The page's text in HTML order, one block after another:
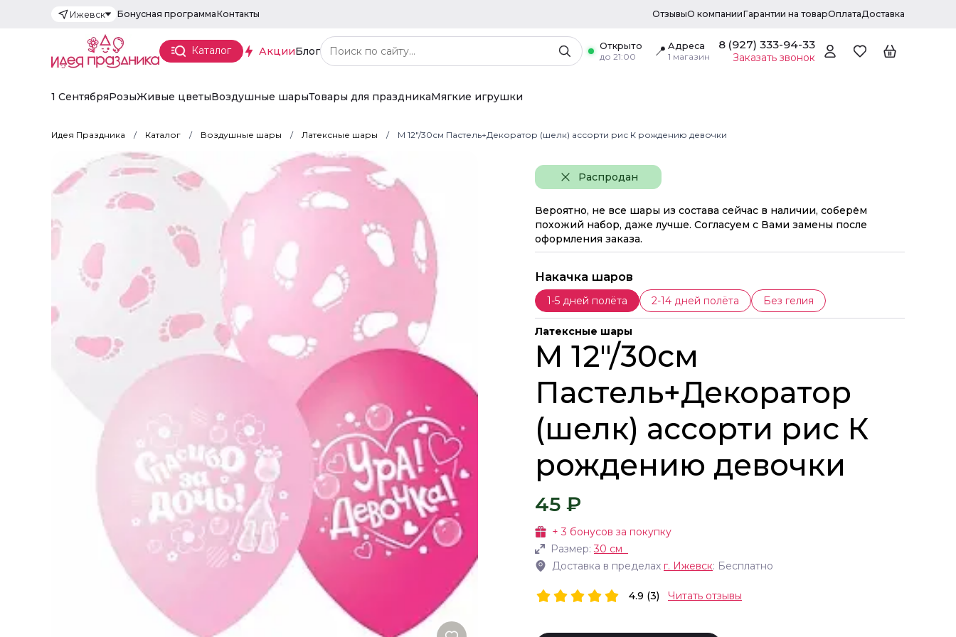
Ижевск Бонусная программаКонтакты ОтзывыО компанииГарантии на товарОплатаДоставка
Каталог АкцииБлог
Открыто
до 21:00
📍 Адреса
1 магазин
8 (927) 333-94-33
Заказать звонок
1 СентябряРозыЖивые цветыВоздушные шарыТовары для праздникаМягкие игрушки
Идея Праздника Каталог Воздушные шары Латексные шары M 12"/30см Пастель+Декоратор (шелк) ассорти рис К рождению девочки
Распродан
Вероятно, не все шары из состава сейчас в наличии, соберём
похожий набор, даже лучше. Согласуем с Вами замены после
оформления заказа.
Накачка шаров
1-5 дней полёта 2-14 дней полёта Без гелия
Латексные шары
M 12"/30см
Пастель+Декоратор
(шелк) ассорти рис К
рождению девочки
45 ₽
+3 бонусов за покупку
Размер:30 см
Доставка в пределах г. Ижевск: Бесплатно
4.9 (3) Читать отзывы